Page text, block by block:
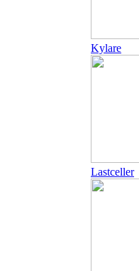
Kylare
Lastceller